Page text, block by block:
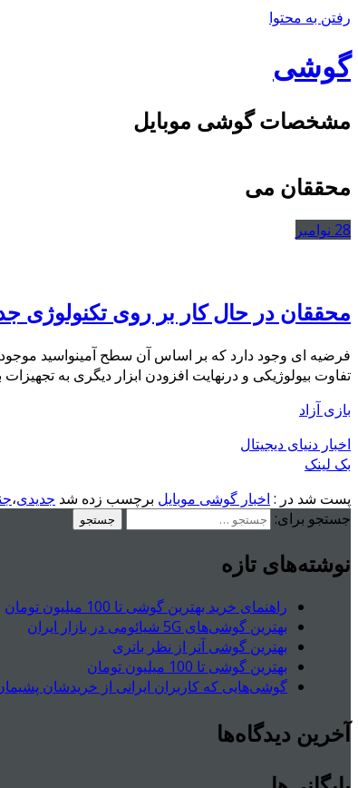
رفتن به محتوا
گوشی
مشخصات گوشی موبایل
محققان می
28 نوامبر
محققان در حال کار بر روی
فرضیه ای وجود دارد که بر اساس آن سطح آمینواسید
تفاوت بیولوژیکی و درنهایت افزودن ابزار دیگری به
بازی آزاد
اخبار دنیای دیجیتال
بک لینک
پست شد در : اخبار گوشی موبایل برچسب زده شد جدیدی،
جستجو برای:
نوشته‌های تازه
راهنمای خرید بهترین گوشی تا 100 میلیون تومان
بهترین گوشی‌های 5G شیائومی در بازار ایران
بهترین گوشی آنر از نظر باتری
بهترین گوشی تا 100 میلیون تومان
گوشی‌هایی که کاربران ایرانی از خریدشان
آخرین دیدگاه‌ها